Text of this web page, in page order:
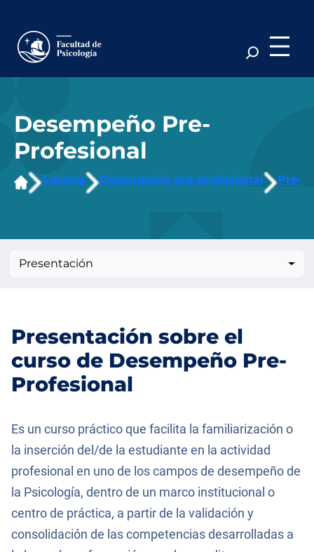
contenido
Desempeño Pre-
Profesional
Carrera Desempeño pre-profesional
Presentación
Presentación sobre el
curso de Desempeño Pre-
Profesional
Es un curso práctico que facilita la familiarización o
la inserción del/de la estudiante en la actividad
profesional en uno de los campos de desempeño de
la Psicología, dentro de un marco institucional o
centro de práctica, a partir de la validación y
consolidación de las competencias desarrolladas a